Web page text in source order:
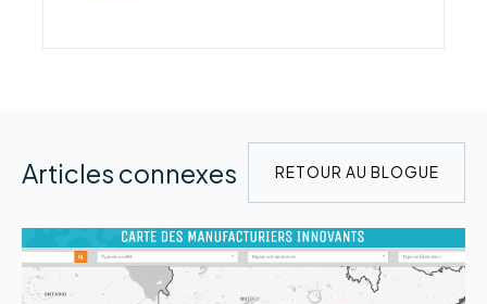
Articles connexes RETOUR AU BLOGUE